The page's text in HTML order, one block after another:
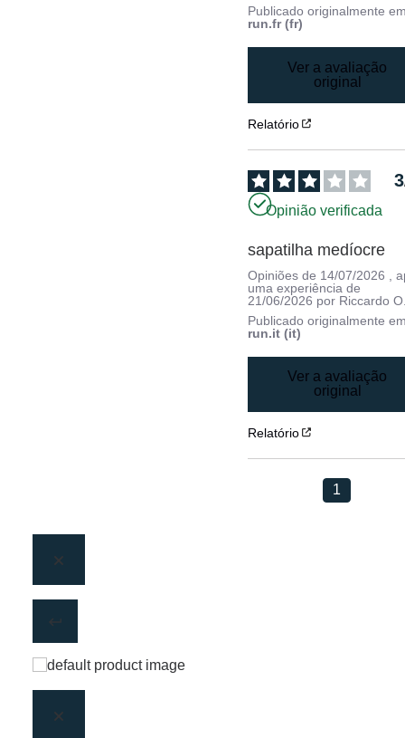
Publicado originalmente
run.fr (fr)
Ver a avaliação
original
Relatório
3
Opinião verificada
sapatilha medíocre
Opiniões de 14/07/2026
,
uma experiência de
21/06/2026 por Riccardo
Publicado originalmente
run.it (it)
Ver a avaliação
original
Relatório
1